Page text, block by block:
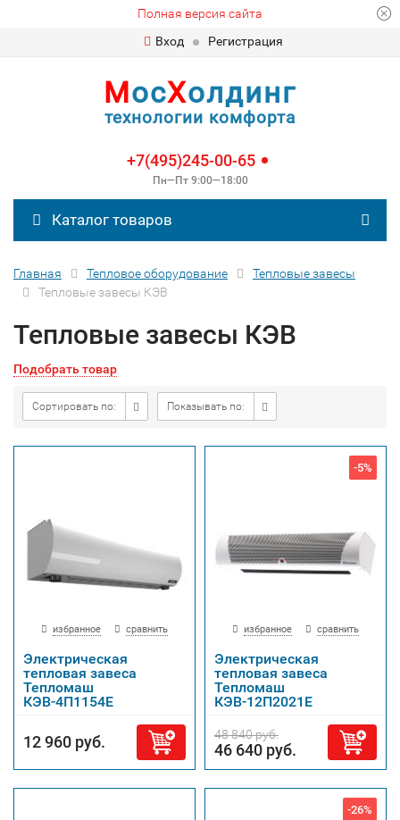
Полная версия сайта
Вход
Регистрация
МосХолдинг
технологии комфорта
+7(495)245-00-65
Пн—Пт 9:00—18:00
Каталог товаров
Главная Тепловое оборудование
Тепловые завесы
Тепловые завесы КЭВ
Тепловые завесы КЭВ
Подобрать товар
Сортировать по: Показывать по:
избранное сравнить
Электрическая
тепловая завеса
Тепломаш
КЭВ-4П1154Е
12 960 руб.
-5%
избранное сравнить
Электрическая
тепловая завеса
Тепломаш
КЭВ-12П2021Е
48 840 руб.
46 640 руб.
-26%